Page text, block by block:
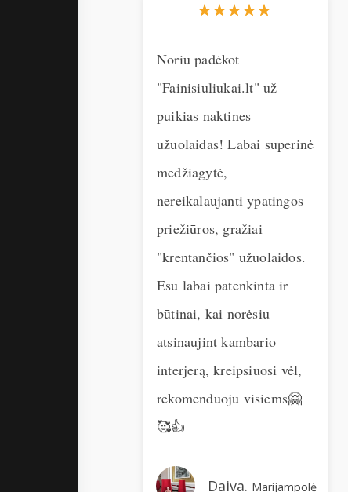
Noriu padėkot
"Fainisiuliukai.lt" už
puikias naktines
užuolaidas! Labai superinė
medžiagytė,
nereikalaujanti ypatingos
priežiūros, gražiai
"krentančios" užuolaidos.
Esu labai patenkinta ir
būtinai, kai norėsiu
atsinaujint kambario
interjerą, kreipsiuosi vėl,
rekomenduoju visiems🤗
🥰👍
Daiva. Marijampolė